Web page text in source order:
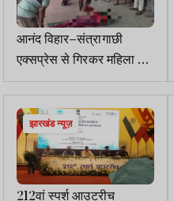
आनंद विहार–संत्रागाछी
एक्सप्रेस से गिरकर महिला की
मौत, परिजनों में मातम
झारखंड न्यूज़
212वां स्पर्श आउटरीच